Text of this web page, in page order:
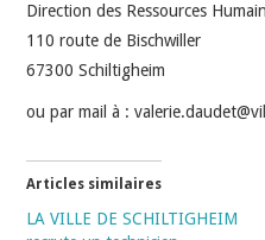
Direction des Ressources
110 route de Bischwiller
67300 Schiltigheim
ou par mail à :
Articles similaires
LA VILLE DE SCHILTIGHEIM